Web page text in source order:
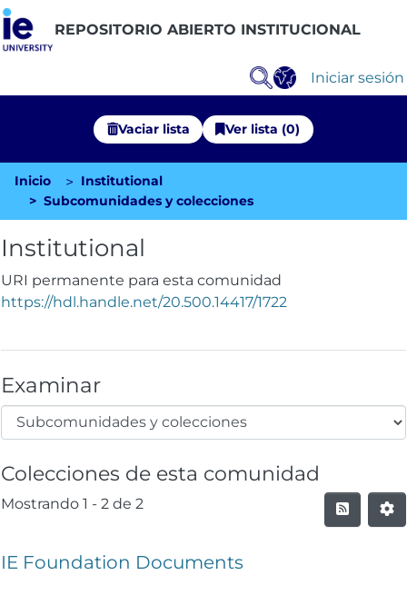
REPOSITORIO ABIERTO INSTITUCIONAL
Iniciar sesión
Vaciar lista Ver lista (0)
Comunidades
Explorar Repositorio
Estadísticas
Inicio
Institutional
Subcomunidades y colecciones
Institutional
URI permanente para esta comunidad
https://hdl.handle.net/20.500.14417/1722
Examinar
Colecciones de esta comunidad
Mostrando 1 - 2 de 2
IE Foundation Documents